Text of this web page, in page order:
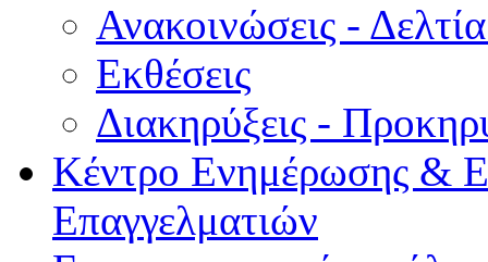
Ανακοινώσεις -
Εκθέσεις
Διακηρύξεις -
Κέντρο Ενημέρωσης &
Επαγγελματιών